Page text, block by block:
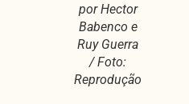
por Hector
Babenco e
Ruy Guerra
/ Foto:
Reprodução